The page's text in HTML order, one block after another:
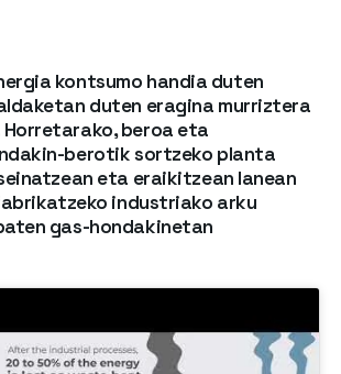
kontsumo handia duten
duten eragina murriztera
beroa eta
berotik sortzeko planta
eta eraikitzean lanean
industriako arku
gas-hondakinetan